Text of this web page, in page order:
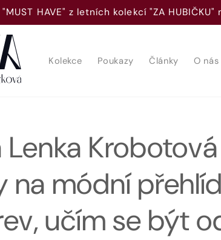
HAVE" z letních kolekcí "ZA HUBIČKU"
Kolekce Poukazy Články O nás
Lenka
na módní
učím se být